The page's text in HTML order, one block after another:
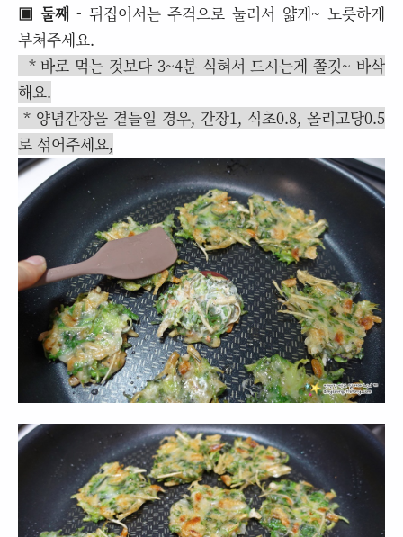
▣ 둘째- 뒤집어서는 주걱으로 눌러서 얇게~ 노릇하게
부쳐주세요.
* 바로 먹는 것보다 3~4분 식혀서 드시는게 쫄깃~ 바삭
해요.
* 양념간장을 곁들일 경우, 간장1, 식초0.8, 올리고당0.5
로 섞어주세요,